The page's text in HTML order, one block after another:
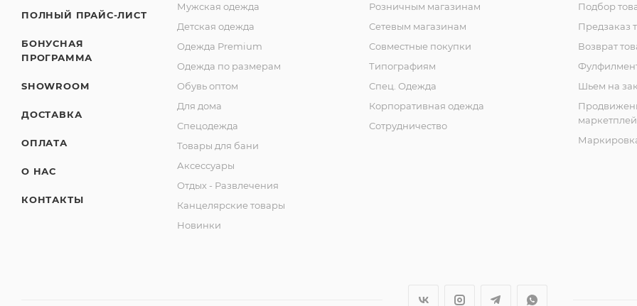
ПОЛНЫЙ ПРАЙС-ЛИСТ
БОНУСНАЯ
ПРОГРАММА
SHOWROOM
ДОСТАВКА
ОПЛАТА
О НАС
КОНТАКТЫ
Мужская одежда
Детская одежда
Одежда Premium
Одежда по размерам
Обувь оптом
Для дома
Спецодежда
Товары для бани
Аксессуары
Отдых - Развлечения
Канцелярские товары
Новинки
Розничным магазинам
Сетевым магазинам
Совместные покупки
Типографиям
Спец. Одежда
Корпоративная одежда
Сотрудничество
Подбор
Предзаказ
Возврат
Шьем на